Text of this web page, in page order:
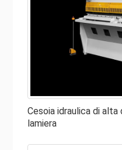
Cesoia idraulica di
lamiera